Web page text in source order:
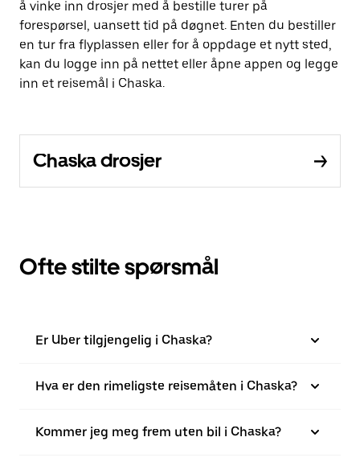
å vinke inn drosjer med å bestille turer på
forespørsel, uansett tid på døgnet. Enten du bestiller
en tur fra flyplassen eller for å oppdage et nytt sted,
kan du logge inn på nettet eller åpne appen og legge
inn et reisemål i Chaska.
Chaska drosjer
Ofte stilte spørsmål
Er Uber tilgjengelig i Chaska?
Hva er den rimeligste reisemåten i Chaska?
Kommer jeg meg frem uten bil i Chaska?